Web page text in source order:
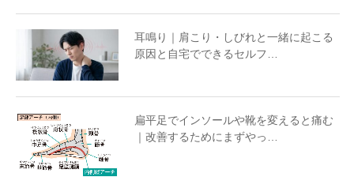
耳鳴り｜肩こり・しびれと一緒に起こる
原因と自宅でできるセルフ…
扁平足でインソールや靴を変えると痛む
｜改善するためにまずやっ…